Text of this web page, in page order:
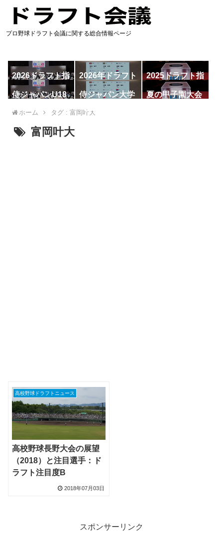
プロ野球ドラフト会議に関する総合情報ページ
2026ドラフト指
名予想
2026年ドラフト
候補
2025ドラフト指
名一覧
侍ジャパンU18
代表
侍ジャパン大学
代表
夏の甲子園大会
ホーム タグ : 富岡叶大
富岡叶大
高校野球ドラフトニュース
高校野球長野大会の展望
（2018）と注目選手：ド
ラフト注目度B
2018年07月03日
スポンサーリンク